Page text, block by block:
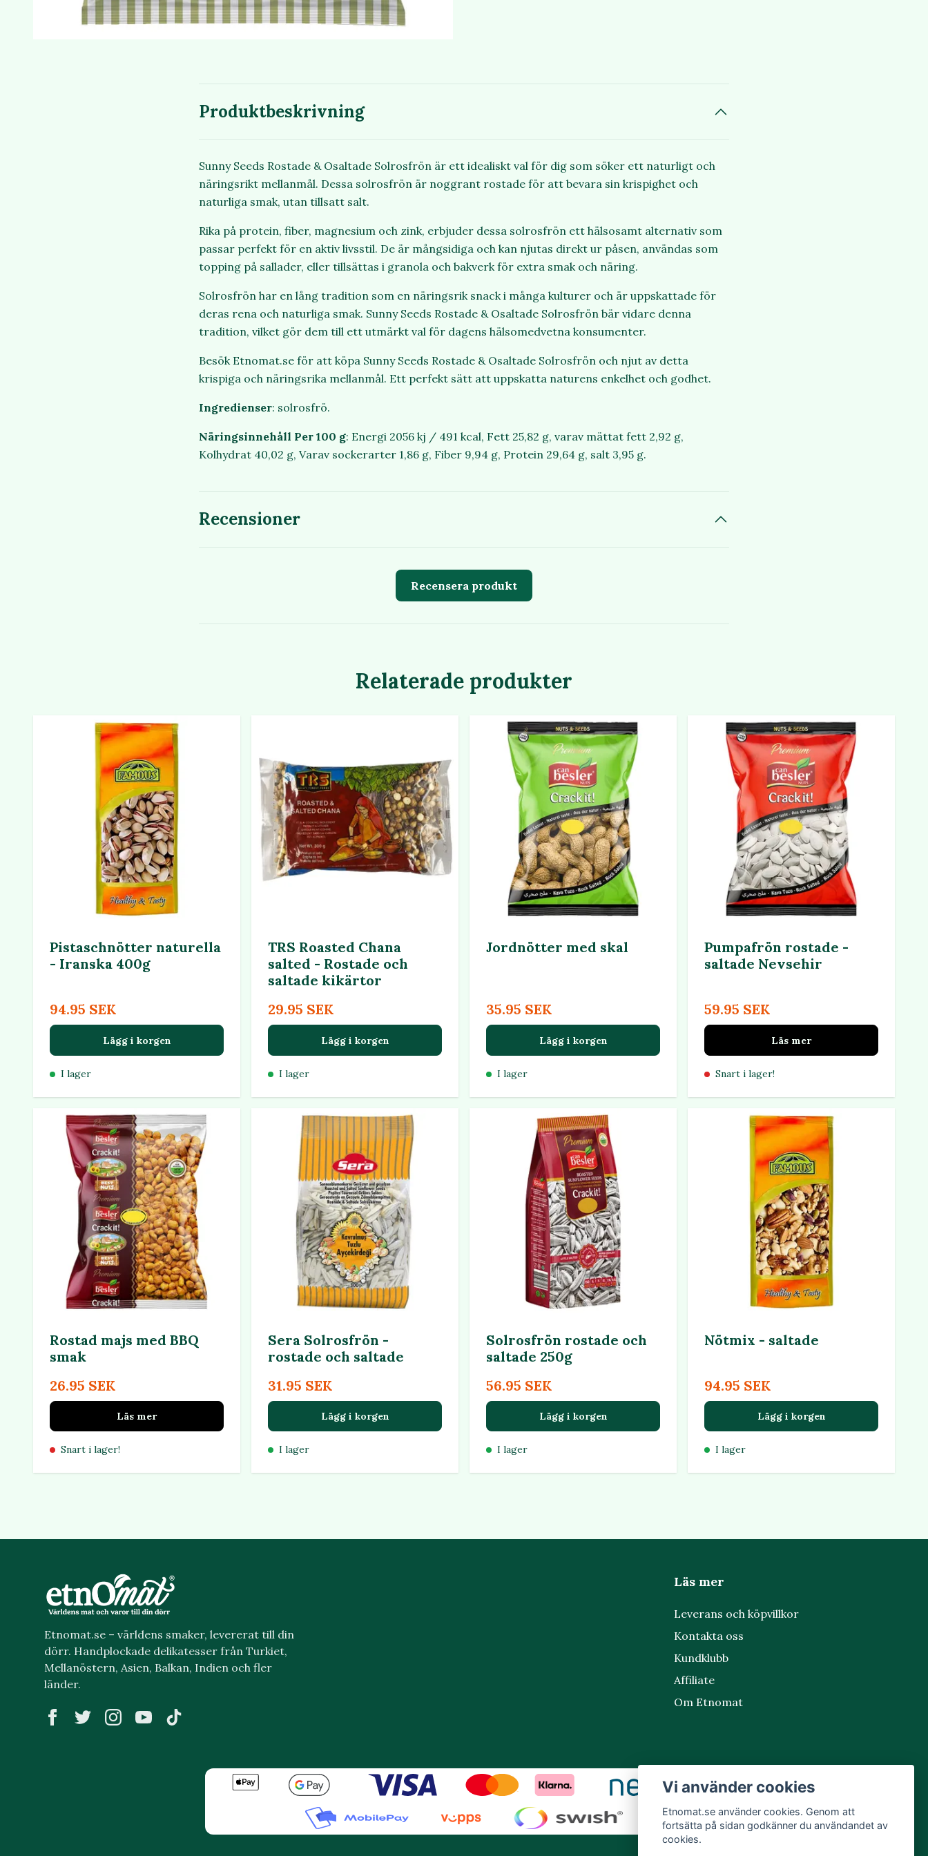
Produktbeskrivning
Sunny Seeds Rostade & Osaltade Solrosfrön är ett idealiskt val för dig som söker ett naturligt och
näringsrikt mellanmål. Dessa solrosfrön är noggrant rostade för att bevara sin krispighet och
naturliga smak, utan tillsatt salt.
Rika på protein, fiber, magnesium och zink, erbjuder dessa solrosfrön ett hälsosamt alternativ som
passar perfekt för en aktiv livsstil. De är mångsidiga och kan njutas direkt ur påsen, användas som
topping på sallader, eller tillsättas i granola och bakverk för extra smak och näring.
Solrosfrön har en lång tradition som en näringsrik snack i många kulturer och är uppskattade för
deras rena och naturliga smak. Sunny Seeds Rostade & Osaltade Solrosfrön bär vidare denna
tradition, vilket gör dem till ett utmärkt val för dagens hälsomedvetna konsumenter.
Besök Etnomat.se för att köpa Sunny Seeds Rostade & Osaltade Solrosfrön och njut av detta
krispiga och näringsrika mellanmål. Ett perfekt sätt att uppskatta naturens enkelhet och godhet.
Ingredienser: solrosfrö.
Näringsinnehåll Per 100 g: Energi 2056 kj / 491 kcal, Fett 25,82 g, varav mättat fett 2,92 g,
Kolhydrat 40,02 g, Varav sockerarter 1,86 g, Fiber 9,94 g, Protein 29,64 g, salt 3,95 g.
Recensioner
Recensera produkt
Relaterade produkter
Pistaschnötter naturella
- Iranska 400g
94.95 SEK
Lägg i korgen
I lager
TRS Roasted Chana
salted - Rostade och
saltade kikärtor
29.95 SEK
Lägg i korgen
I lager
Jordnötter med skal
35.95 SEK
Lägg i korgen
I lager
Pumpafrön rostade -
saltade Nevsehir
59.95 SEK
Läs mer
Snart i lager!
Rostad majs med BBQ
smak
26.95 SEK
Läs mer
Snart i lager!
Sera Solrosfrön -
rostade och saltade
31.95 SEK
Lägg i korgen
I lager
Solrosfrön rostade och
saltade 250g
56.95 SEK
Lägg i korgen
I lager
Nötmix - saltade
94.95 SEK
Lägg i korgen
I lager
Etnomat.se – världens smaker, levererat till din
dörr. Handplockade delikatesser från Turkiet,
Mellanöstern, Asien, Balkan, Indien och fler
länder.
Läs mer
Leverans och köpvillkor
Kontakta oss
Kundklubb
Affiliate
Om Etnomat
Vi använder cookies
Etnomat.se använder cookies. Genom att
fortsätta på sidan godkänner du användandet av
cookies.